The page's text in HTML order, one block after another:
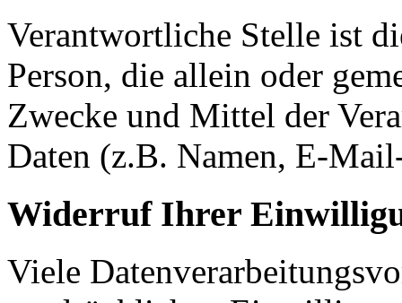
Verantwortliche Stelle ist
Person, die allein oder
Zwecke und Mittel der
Daten (z.B. Namen, E-
Widerruf Ihrer
Viele